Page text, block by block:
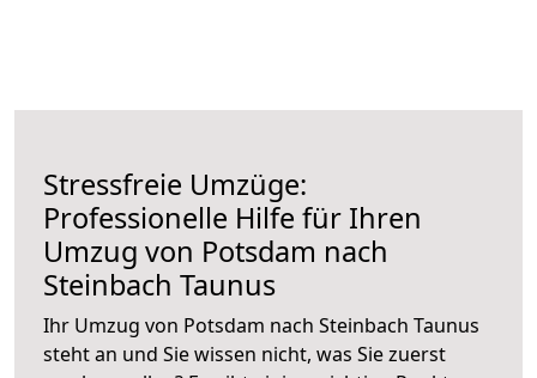
Stressfreie Umzüge:
Professionelle Hilfe für Ihren
Umzug von Potsdam nach
Steinbach Taunus
Ihr Umzug von Potsdam nach Steinbach Taunus
steht an und Sie wissen nicht, was Sie zuerst